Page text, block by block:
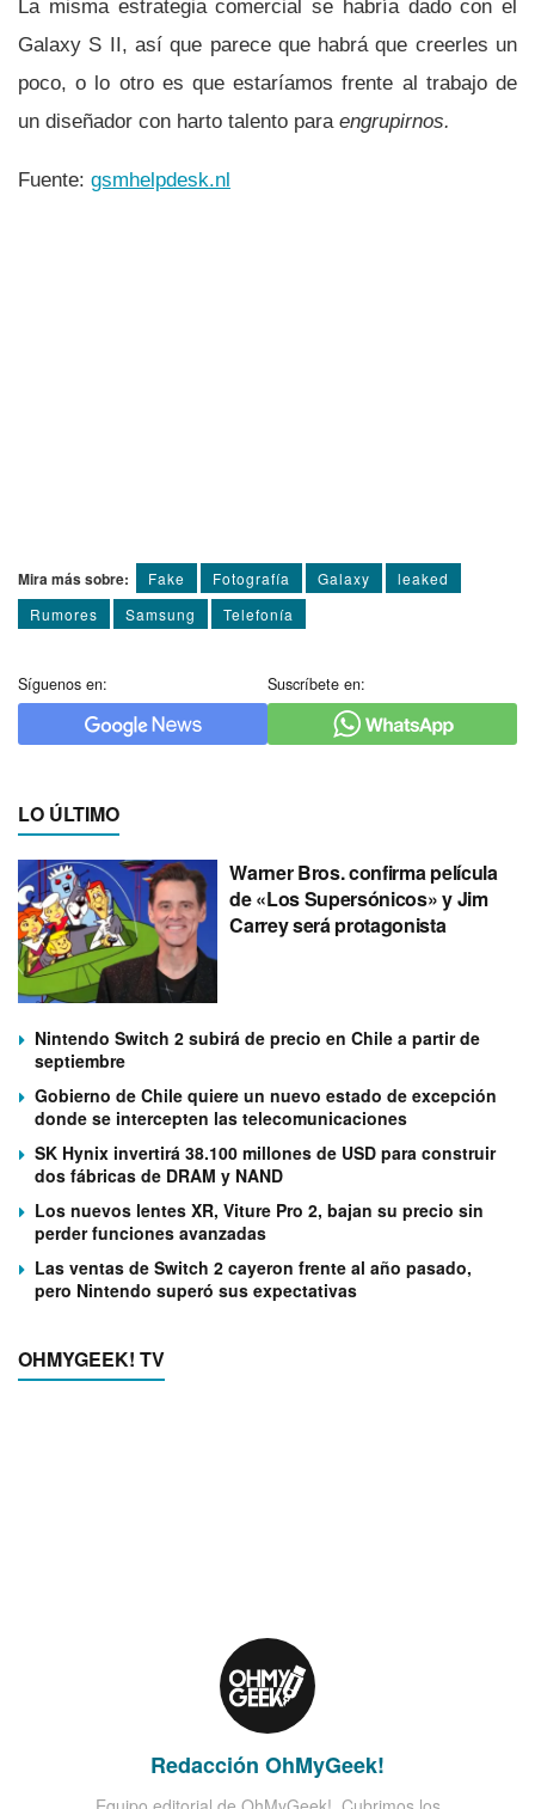
La misma estrategia comercial se habrí­a dado con el
Galaxy S II, así­ que parece que habrá que creerles un
poco, o lo otro es que estarí­amos frente al trabajo de
un diseñador con harto talento para engrupirnos.
Fuente: gsmhelpdesk.nl
Mira más sobre: Fake Fotografí­a Galaxy
leaked
Rumores
Samsung Telefoní­a
Síguenos en: Suscríbete en:
LO ÚLTIMO
Warner Bros. confirma película
de «Los Supersónicos» y Jim
Carrey será protagonista
Nintendo Switch 2 subirá de precio en Chile a partir de
septiembre
Gobierno de Chile quiere un nuevo estado de excepción
donde se intercepten las telecomunicaciones
SK Hynix invertirá 38.100 millones de USD para construir
dos fábricas de DRAM y NAND
Los nuevos lentes XR, Viture Pro 2, bajan su precio sin
perder funciones avanzadas
Las ventas de Switch 2 cayeron frente al año pasado,
pero Nintendo superó sus expectativas
OHMYGEEK! TV
Redacción OhMyGeek!